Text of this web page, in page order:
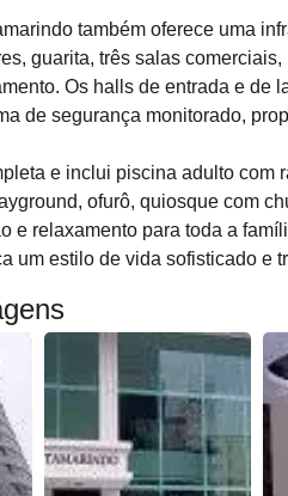
também oferece uma
guarita, três salas
Os halls de entrada e de
de segurança monitorado,
e inclui piscina adulto com
ofurô, quiosque com
e relaxamento para toda a
um estilo de vida sofisticado e